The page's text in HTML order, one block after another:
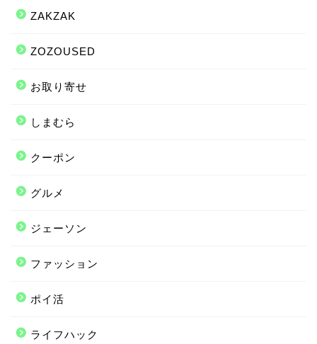
ZAKZAK
ZOZOUSED
お取り寄せ
しまむら
クーポン
グルメ
ジェーソン
ファッション
ポイ活
ライフハック